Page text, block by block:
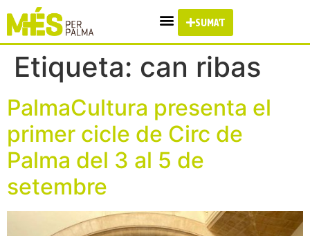
SUMA'T
Etiqueta: can ribas
PalmaCultura presenta el
primer cicle de Circ de
Palma del 3 al 5 de
setembre